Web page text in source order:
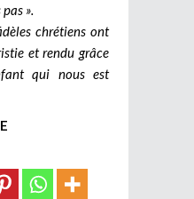
».
chrétiens ont
et rendu grâce
qui nous est